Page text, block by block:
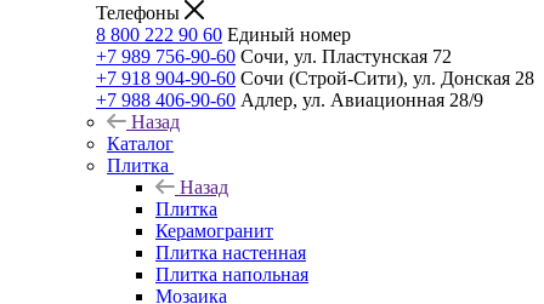
Телефоны
8 800 222 90 60 Единый номер
+7 989 756-90-60 Сочи, ул. Пластунская 72
+7 918 904-90-60 Сочи (Строй-Сити), ул. Донская 28
+7 988 406-90-60 Адлер, ул. Авиационная 28/9
Назад
Каталог
Плитка
Назад
Плитка
Керамогранит
Плитка настенная
Плитка напольная
Мозаика